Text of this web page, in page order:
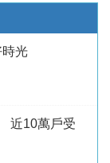
光
近10萬戶受